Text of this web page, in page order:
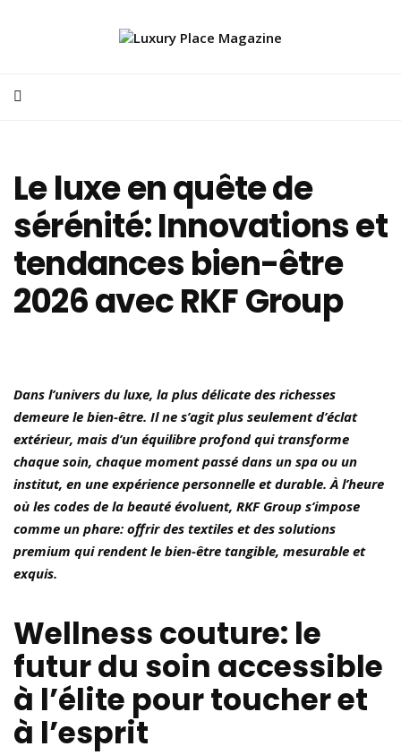
Le luxe en quête de
sérénité: Innovations et
tendances bien-être
2026 avec RKF Group
Dans l’univers du luxe, la plus délicate des richesses
demeure le bien-être. Il ne s’agit plus seulement d’éclat
extérieur, mais d’un équilibre profond qui transforme
chaque soin, chaque moment passé dans un spa ou un
institut, en une expérience personnelle et durable. À l’heure
où les codes de la beauté évoluent, RKF Group s’impose
comme un phare: offrir des textiles et des solutions
premium qui rendent le bien-être tangible, mesurable et
exquis.
Wellness couture: le
futur du soin accessible
à l’élite pour toucher et
à l’esprit